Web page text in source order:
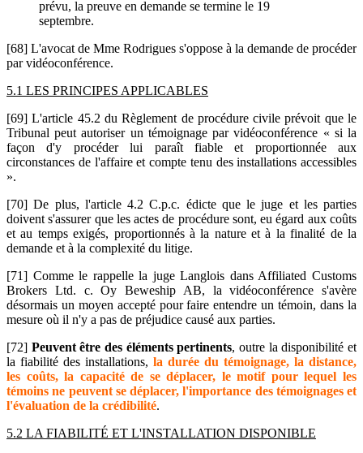
prévu, la preuve en demande se termine le 19
septembre.
[68] L'avocat de Mme Rodrigues s'oppose à la demande de procéder
par vidéoconférence.
5.1 LES PRINCIPES APPLICABLES
[69] L'article 45.2 du Règlement de procédure civile prévoit que le
Tribunal peut autoriser un témoignage par vidéoconférence « si la
façon d'y procéder lui paraît fiable et proportionnée aux
circonstances de l'affaire et compte tenu des installations accessibles
».
[70] De plus, l'article 4.2 C.p.c. édicte que le juge et les parties
doivent s'assurer que les actes de procédure sont, eu égard aux coûts
et au temps exigés, proportionnés à la nature et à la finalité de la
demande et à la complexité du litige.
[71] Comme le rappelle la juge Langlois dans Affiliated Customs
Brokers Ltd. c. Oy Beweship AB, la vidéoconférence s'avère
désormais un moyen accepté pour faire entendre un témoin, dans la
mesure où il n'y a pas de préjudice causé aux parties.
[72] Peuvent être des éléments pertinents, outre la disponibilité et
la fiabilité des installations, la durée du témoignage, la distance,
les coûts, la capacité de se déplacer, le motif pour lequel les
témoins ne peuvent se déplacer, l'importance des témoignages et
l'évaluation de la crédibilité.
5.2 LA FIABILITÉ ET L'INSTALLATION DISPONIBLE